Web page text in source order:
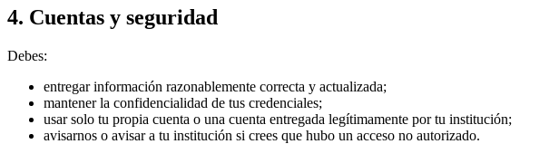
4. Cuentas y seguridad
Debes:
entregar información razonablemente correcta y actualizada;
mantener la confidencialidad de tus credenciales;
usar solo tu propia cuenta o una cuenta entregada legítimamente por tu institución;
avisarnos o avisar a tu institución si crees que hubo un acceso no autorizado.